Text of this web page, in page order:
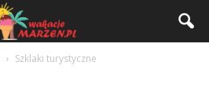
Szklaki turystyczne